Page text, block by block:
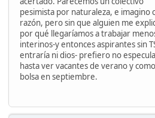
pesimista por naturaleza, e imagino
razón, pero sin que alguien me
por qué llegaríamos a trabajar
interinos-y entonces aspirantes sin
entraría ni dios- prefiero no
hasta ver vacantes de verano y
bolsa en septiembre.